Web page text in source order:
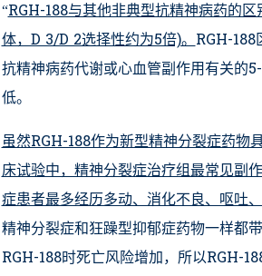
“RGH-188与其他非典型抗精神病药的
体，D 3/D 2选择性约为5倍)。RGH-188
抗精神病药代谢或心血管副作用有关的
低。
虽然RGH-188作为新型精神分裂症药物
床试验中，精神分裂症治疗组最常见副
症患者最多经历多动、消化不良、呕吐
精神分裂症和狂躁型抑郁症药物一样都
RGH-188时死亡风险增加，所以RGH-